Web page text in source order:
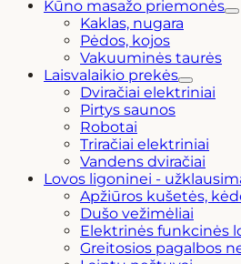
Kūno masažo priemonės
Kaklas, nugara
Pėdos, kojos
Vakuuminės taurės
Laisvalaikio prekės
Dviračiai elektriniai
Pirtys saunos
Robotai
Triračiai elektriniai
Vandens dviračiai
Lovos ligoninei -
Apžiūros kušetės,
Dušo vežimėliai
Elektrinės funkcinės
Greitosios pagalbos